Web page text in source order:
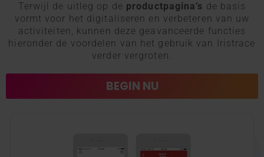
Terwijl de uitleg op de productpagina’s de basis
vormt voor het digitaliseren en verbeteren van uw
activiteiten, kunnen deze geavanceerde functies
hieronder de voordelen van het gebruik van Iristrace
verder vergroten.
BEGIN NU